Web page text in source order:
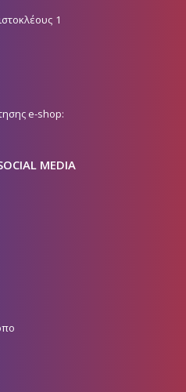
1
e-shop:
MEDIA